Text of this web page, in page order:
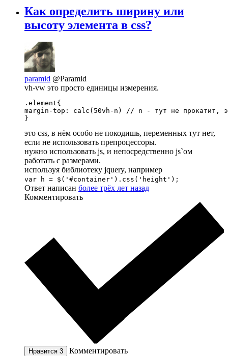
Как определить ширину или
высоту элемента в css?
paramid @Paramid
vh-vw это просто единицы измерения.
.element{
margin-top: calc(50vh-n) // n - тут не прокатит,
}
это css, в нём особо не покодишь, переменных тут нет,
если не использовать препроцессоры.
нужно использовать js, и непосредственно js`ом
работать с размерами.
используя библиотеку jquery, например
var h = $('#container').css('height');
Ответ написан более трёх лет назад
Комментировать
Нравится 3 Комментировать